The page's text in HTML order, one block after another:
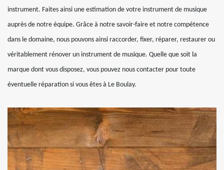
instrument. Faites ainsi une estimation de votre instrument de musique
auprès de notre équipe. Grâce à notre savoir-faire et notre compétence
dans le domaine, nous pouvons ainsi raccorder, fixer, réparer, restaurer ou
véritablement rénover un instrument de musique. Quelle que soit la
marque dont vous disposez, vous pouvez nous contacter pour toute
éventuelle réparation si vous êtes à Le Boulay.